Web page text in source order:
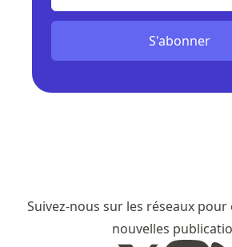
S'abonner
Suivez-nous sur les réseaux
nouvelles